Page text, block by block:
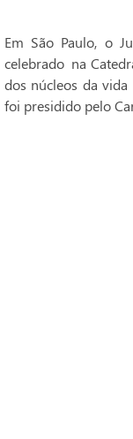
Em São Paulo, o
celebrado na
dos núcleos da
foi presidido pelo